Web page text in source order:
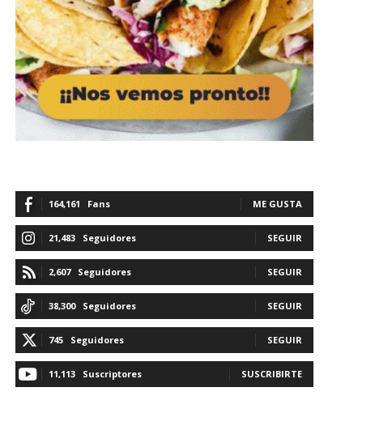
164,161 Fans ME GUSTA
21,483 Seguidores SEGUIR
2,607 Seguidores SEGUIR
38,300 Seguidores SEGUIR
745 Seguidores SEGUIR
11,113 Suscriptores SUSCRIBIRTE